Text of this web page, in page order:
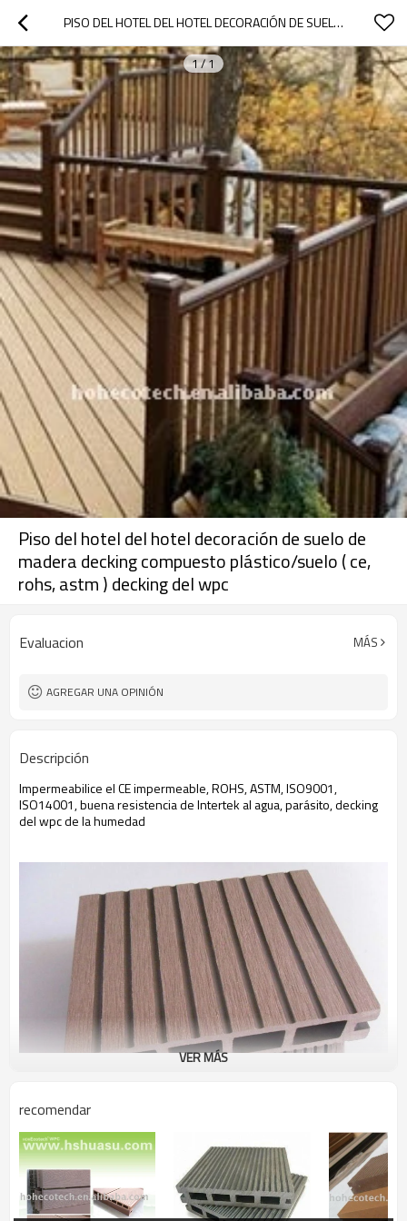
PISO DEL HOTEL DEL HOTEL DECORACIÓN DE SUELO DE MADERA DECKING COMPUESTO PLÁSTICO/SUELO ( CE, ROHS, ASTM ) DECKING DEL WPC
1/1
Piso del hotel del hotel decoración de suelo de
madera decking compuesto plástico/suelo ( ce,
rohs, astm ) decking del wpc
Evaluacion MÁS
AGREGAR UNA OPINIÓN
Descripción
Impermeabilice el CE impermeable, ROHS, ASTM, ISO9001,
ISO14001, buena resistencia de Intertek al agua, parásito, decking
del wpc de la humedad
VER MÁS
recomendar